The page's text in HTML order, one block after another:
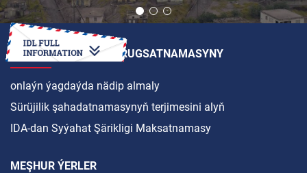
HALKARA SÜRÜJILIK RUGSATNAMASYNY
onlaýn ýagdaýda nädip almaly
Sürüjilik şahadatnamasynyň terjimesini alyň
IDA-dan Syýahat Şärikligi Maksatnamasy
MEŞHUR ÝERLER